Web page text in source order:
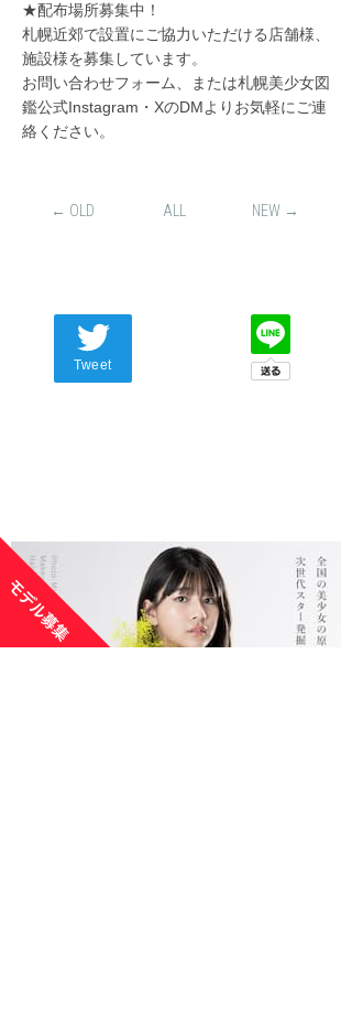
★配布場所募集中！
札幌近郊で設置にご協力いただける店舗様、
施設様を募集しています。
お問い合わせフォーム、または札幌美少女図
鑑公式Instagram・XのDMよりお気軽にご連
絡ください。
← OLD ALL NEW →
Tweet